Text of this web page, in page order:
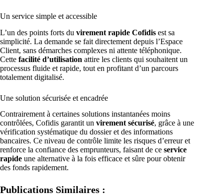
Un service simple et accessible
L’un des points forts du virement rapide Cofidis est sa
simplicité. La demande se fait directement depuis l’Espace
Client, sans démarches complexes ni attente téléphonique.
Cette facilité d’utilisation attire les clients qui souhaitent un
processus fluide et rapide, tout en profitant d’un parcours
totalement digitalisé.
Une solution sécurisée et encadrée
Contrairement à certaines solutions instantanées moins
contrôlées, Cofidis garantit un virement sécurisé, grâce à une
vérification systématique du dossier et des informations
bancaires. Ce niveau de contrôle limite les risques d’erreur et
renforce la confiance des emprunteurs, faisant de ce service
rapide une alternative à la fois efficace et sûre pour obtenir
des fonds rapidement.
Publications Similaires :